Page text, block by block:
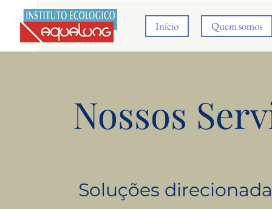
Início Quem somos
Nossos
Soluções